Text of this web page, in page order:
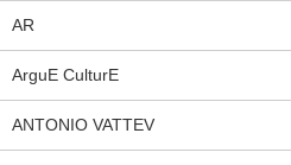
AR
ArguE CulturE
ANTONIO VATTEV